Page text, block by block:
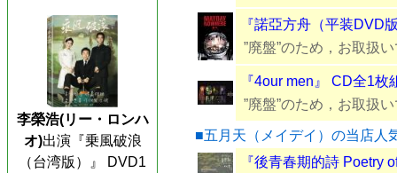
李榮浩(リー・ロンハ
オ)出演『乗風破浪
（台湾版）』 DVD1
『諾亞方舟（平装DVD
”廃盤”のため，お取扱
『4our men』 CD全1枚
”廃盤”のため，お取扱
■五月天（メイデイ）の当店人
『後青春期的詩 Poetry